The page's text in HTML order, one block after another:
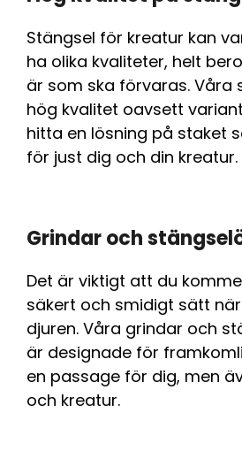
Stängsel för kreatur kan
ha olika kvaliteter, helt
är som ska förvaras. Våra
hög kvalitet oavsett
hitta en lösning på staket
för just dig och din kreatur.
Grindar och
Det är viktigt att du
säkert och smidigt sätt
djuren. Våra grindar och
är designade för
en passage för dig, men
och kreatur.